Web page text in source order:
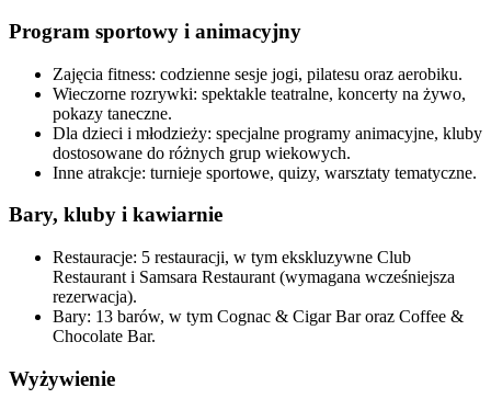
Program sportowy i animacyjny
Zajęcia fitness: codzienne sesje jogi, pilatesu oraz aerobiku.​
Wieczorne rozrywki: spektakle teatralne, koncerty na żywo,
pokazy taneczne.​
Dla dzieci i młodzieży: specjalne programy animacyjne, kluby
dostosowane do różnych grup wiekowych.​
Inne atrakcje: turnieje sportowe, quizy, warsztaty tematyczne.​
Bary, kluby i kawiarnie
Restauracje: 5 restauracji, w tym ekskluzywne Club
Restaurant i Samsara Restaurant (wymagana wcześniejsza
rezerwacja).​
Bary: 13 barów, w tym Cognac & Cigar Bar oraz Coffee &
Chocolate Bar.​
Wyżywienie